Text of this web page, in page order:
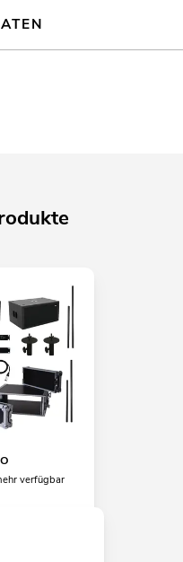
verfügbar